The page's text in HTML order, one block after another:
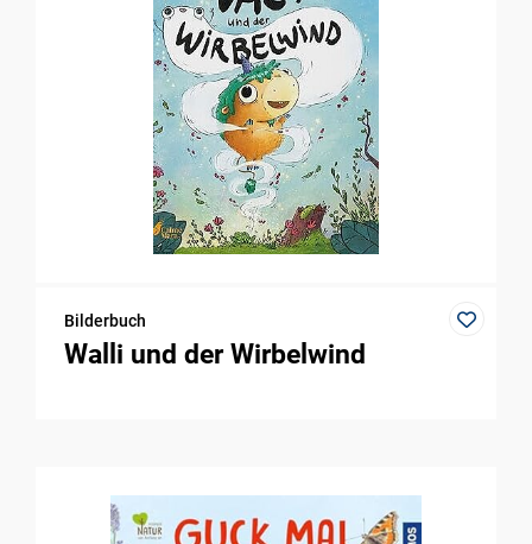
Bilderbuch
Walli und der Wirbelwind